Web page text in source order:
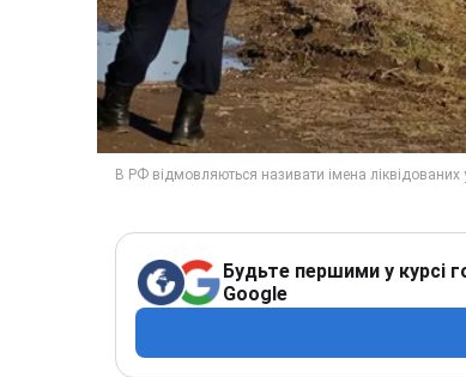
Будьте першими у курсі
Google